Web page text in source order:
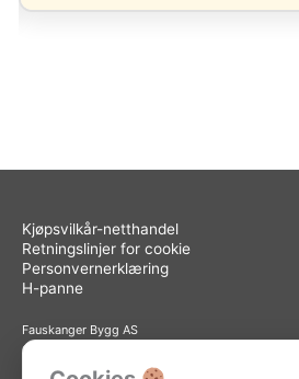
Kjøpsvilkår-netthandel
Retningslinjer for cookie
Personvernerklæring
H-panne
Fauskanger Bygg AS
Org.nr: 936 558 585
Sted: Askøy